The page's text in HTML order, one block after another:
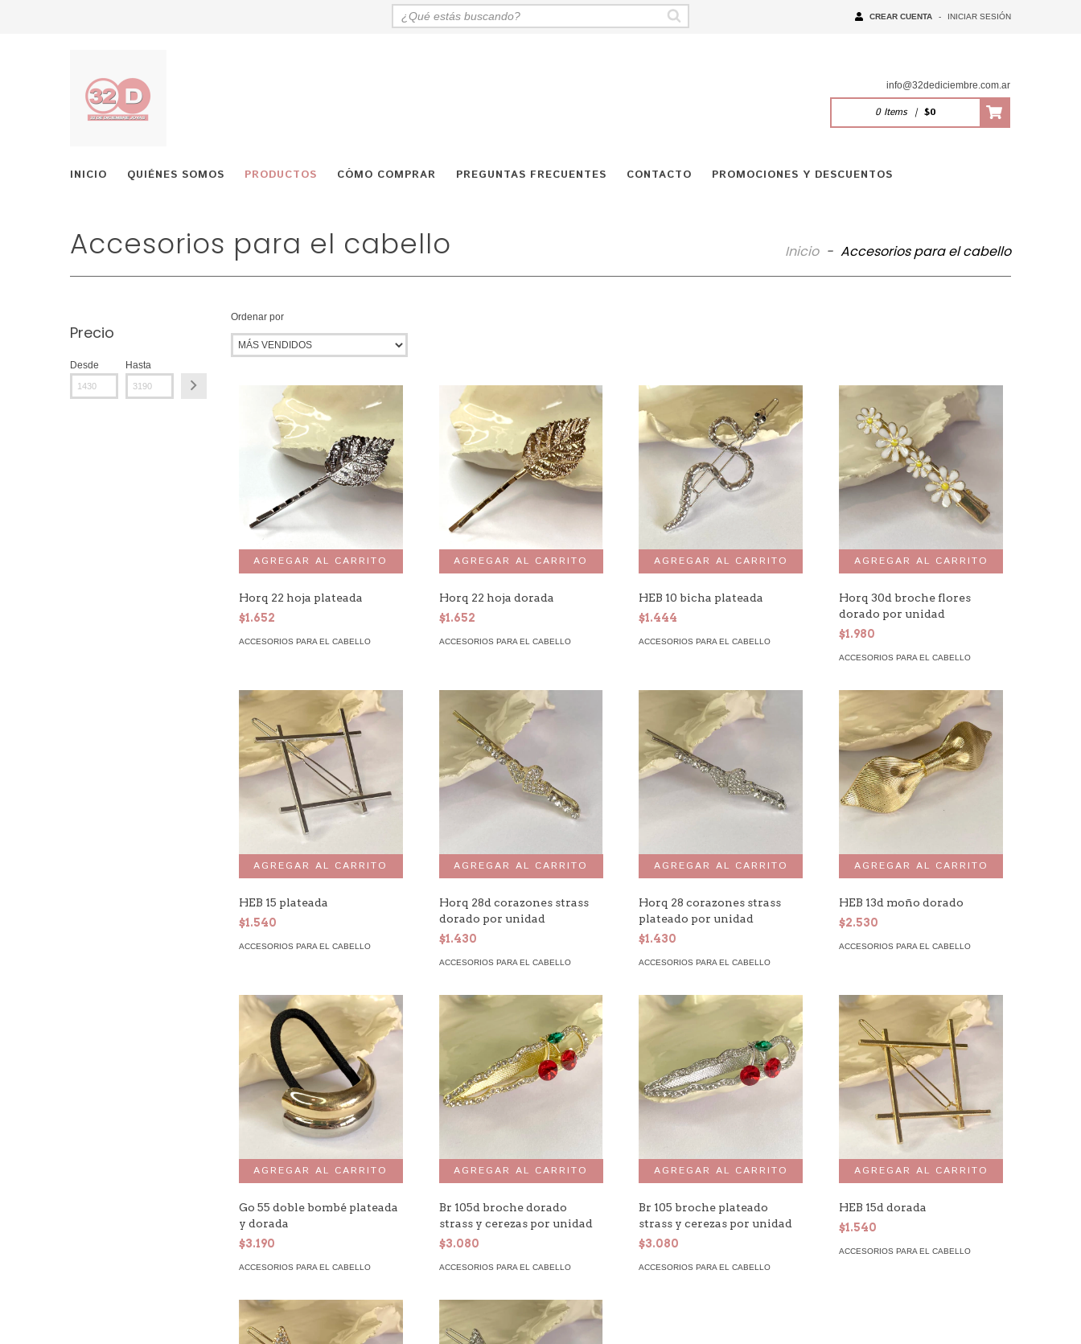
CREAR CUENTA - INICIAR SESIÓN
info@32dediciembre.com.ar
0 Items | $0
INICIO QUIÉNES SOMOS PRODUCTOS CÓMO COMPRAR PREGUNTAS FRECUENTES CONTACTO PROMOCIONES Y DESCUENTOS
Accesorios para el cabello Inicio - Accesorios para el cabello
Precio
Desde Hasta
Ordenar por
Horq 22 hoja plateada
$1.652
ACCESORIOS PARA EL CABELLO
Horq 22 hoja dorada
$1.652
ACCESORIOS PARA EL CABELLO
HEB 10 bicha plateada
$1.444
ACCESORIOS PARA EL CABELLO
Horq 30d broche flores
dorado por unidad
$1.980
ACCESORIOS PARA EL CABELLO
HEB 15 plateada
$1.540
ACCESORIOS PARA EL CABELLO
Horq 28d corazones strass
dorado por unidad
$1.430
ACCESORIOS PARA EL CABELLO
Horq 28 corazones strass
plateado por unidad
$1.430
ACCESORIOS PARA EL CABELLO
HEB 13d moño dorado
$2.530
ACCESORIOS PARA EL CABELLO
Go 55 doble bombé plateada
y dorada
$3.190
ACCESORIOS PARA EL CABELLO
Br 105d broche dorado
strass y cerezas por unidad
$3.080
ACCESORIOS PARA EL CABELLO
Br 105 broche plateado
strass y cerezas por unidad
$3.080
ACCESORIOS PARA EL CABELLO
HEB 15d dorada
$1.540
ACCESORIOS PARA EL CABELLO